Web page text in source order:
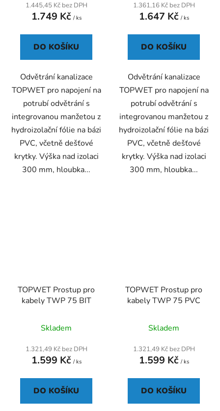
1.445,45 Kč bez DPH
1.749 Kč / ks
DO KOŠÍKU
Odvětrání kanalizace
TOPWET pro napojení na
potrubí odvětrání s
integrovanou manžetou z
hydroizolační fólie na bázi
PVC, včetně dešťové
krytky. Výška nad izolaci
300 mm, hloubka...
1.361,16 Kč bez DPH
1.647 Kč / ks
DO KOŠÍKU
Odvětrání kanalizace
TOPWET pro napojení na
potrubí odvětrání s
integrovanou manžetou z
hydroizolační fólie na bázi
PVC, včetně dešťové
krytky. Výška nad izolaci
300 mm, hloubka...
TOPWET Prostup pro
kabely TWP 75 BIT
Skladem
1.321,49 Kč bez DPH
1.599 Kč / ks
DO KOŠÍKU
TOPWET Prostup pro
kabely TWP 75 PVC
hodnocení
produktu
je
z
Skladem
1.321,49 Kč bez DPH
1.599 Kč / ks
DO KOŠÍKU